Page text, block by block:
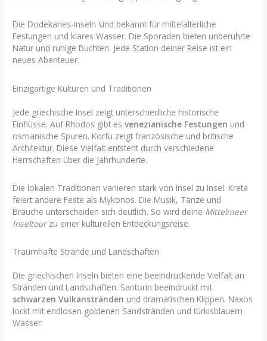
Die Dodekanes-Inseln sind bekannt für mittelalterliche
Festungen und klares Wasser. Die Sporaden bieten unberührte
Natur und ruhige Buchten. Jede Station deiner Reise ist ein
neues Abenteuer.
Einzigartige Kulturen und Traditionen
Jede griechische Insel zeigt unterschiedliche historische
Einflüsse. Auf Rhodos gibt esvenezianische Festungen und
osmanische Spuren. Korfu zeigt französische und britische
Architektur. Diese Vielfalt entsteht durch verschiedene
Herrschaften über die Jahrhunderte.
Die lokalen Traditionen variieren stark von Insel zu Insel. Kreta
feiert andere Feste als Mykonos. Die Musik, Tänze und
Bräuche unterscheiden sich deutlich. So wird deine Mittelmeer
Inseltourzu einer kulturellen Entdeckungsreise.
Traumhafte Strände und Landschaften
Die griechischen Inseln bieten eine beeindruckende Vielfalt an
Stränden und Landschaften. Santorin beeindruckt mit
schwarzen Vulkanstränden und dramatischen Klippen. Naxos
lockt mit endlosen goldenen Sandstränden und türkisblauem
Wasser.